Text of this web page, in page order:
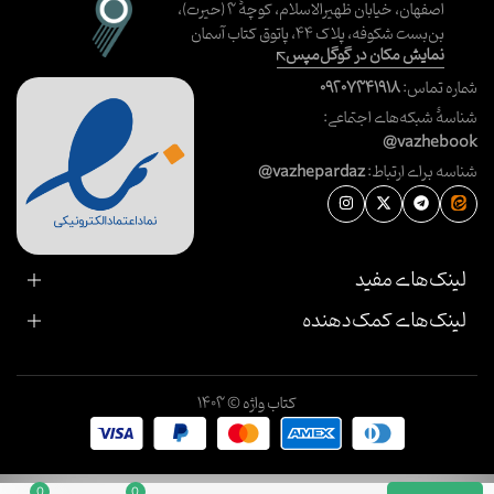
اصفهان، خیابان ظهیرالاسلام، کوچهٔ ۳ (حیرت)،
بن‌بست شکوفه، پلاک ۴۴، پاتوق کتاب آسمان
نمایش مکان در گوگل‌مپس
شماره تماس:۰۹۲۰۷۳۴۱۹۱۸
شناسهٔ شبکه‌های اجتماعی:
@vazhebook
شناسه برای ارتباط:@vazhepardaz
لینک‌های مفید
لینک‌های کمک‌دهنده
کتاب واژه © ۱۴۰۳